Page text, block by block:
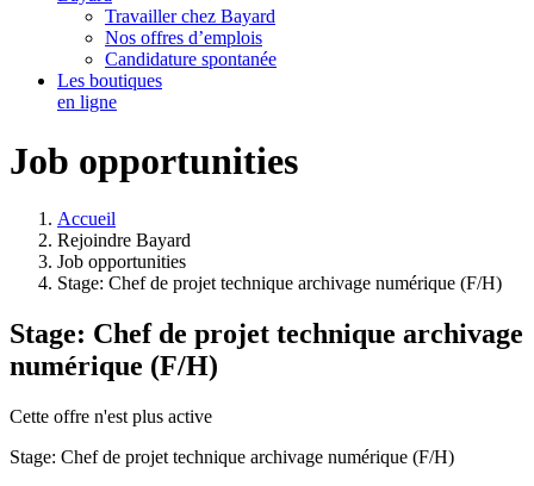
Travailler chez Bayard
Nos offres d’emplois
Candidature spontanée
Les boutiques
en ligne
Job opportunities
Accueil
Rejoindre Bayard
Job opportunities
Stage: Chef de projet technique archivage numérique (F/H)
Stage: Chef de projet technique archivage
numérique (F/H)
Cette offre n'est plus active
Stage: Chef de projet technique archivage numérique (F/H)